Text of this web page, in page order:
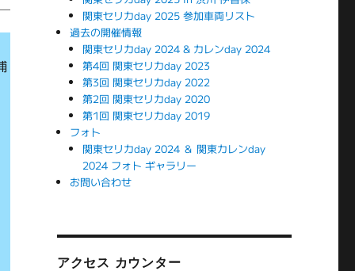
関東セリカday 2025 参加車両リスト
過去の開催情報
関東セリカday 2024 & カレンday 2024
第4回 関東セリカday 2023
第3回 関東セリカday 2022
第2回 関東セリカday 2020
第1回 関東セリカday 2019
フォト
関東セリカday 2024 ＆ 関東カレンday
2024 フォト ギャラリー
お問い合わせ
アクセス カウンター